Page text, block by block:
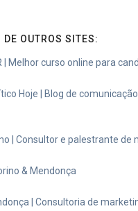
DE OUTROS SITES:
| Melhor curso online para
Hoje | Blog de
| Consultor e palestrante de
& Mendonça
| Consultoria de